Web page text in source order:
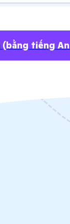
(bằng tiếng